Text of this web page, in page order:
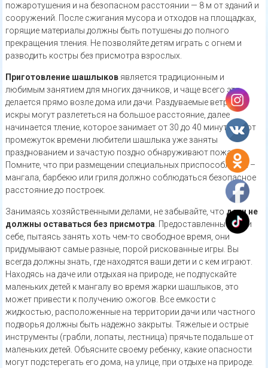
пожаротушения и на безопасном расстоянии — 8 м от зданий и
сооружений. После сжигания мусора и отходов на площадках,
горящие материалы должны быть потушены до полного
прекращения тления. Не позволяйте детям играть с огнем и
разводить костры без присмотра взрослых.
Приготовление шашлыковявляется традиционным и
любимым занятием для многих дачников, и чаще всего это
делается прямо возле дома или дачи. Раздуваемые ветром
искры могут разлететься на большое расстояние, далее
начинается тление, которое занимает от 30 до 40 минут. В этот
промежуток времени любители шашлыка уже заняты
празднованием и зачастую поздно обнаруживают пожар.
Помните, что при размещении специальных приспособлений –
мангала, барбекю или гриля должно соблюдаться безопасное
расстояние до построек.
Занимаясь хозяйственными делами, не забывайте, что дети не
должны оставаться без присмотра. Предоставленные сами
себе, пытаясь занять хоть чем-то свободное время, они
придумывают самые разные, порой рискованные игры. Вы
всегда должны знать, где находятся ваши дети и с кем играют.
Находясь на даче или отдыхая на природе, не подпускайте
маленьких детей к мангалу во время жарки шашлыков, это
может привести к получению ожогов. Все емкости с
жидкостью, расположенные на территории дачи или частного
подворья должны быть надежно закрыты. Тяжелые и острые
инструменты (грабли, лопаты, лестница) прячьте подальше от
маленьких детей. Объясните своему ребенку, какие опасности
могут подстерегать его дома, на улице, при отдыхе на природе.